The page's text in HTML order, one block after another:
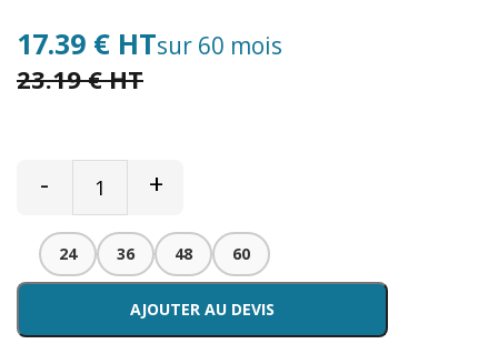
17.39 € HTsur 60 mois
23.19 € HT
- +
24 36 48 60
AJOUTER AU DEVIS